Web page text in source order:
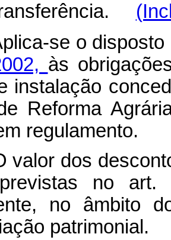
se o
às
instalação
Reforma
regulamento.
valor dos
no
no âmbito
patrimonial.